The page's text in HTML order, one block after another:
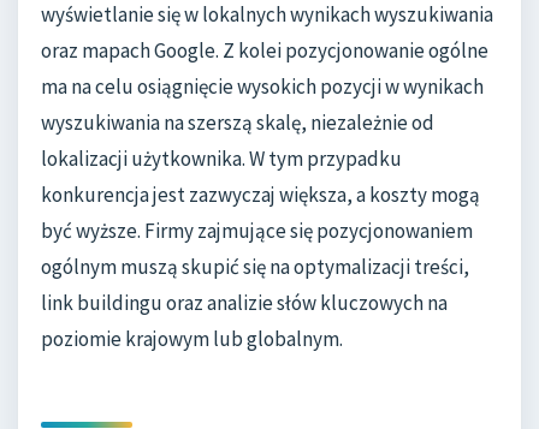
wyświetlanie się w lokalnych wynikach wyszukiwania
oraz mapach Google. Z kolei pozycjonowanie ogólne
ma na celu osiągnięcie wysokich pozycji w wynikach
wyszukiwania na szerszą skalę, niezależnie od
lokalizacji użytkownika. W tym przypadku
konkurencja jest zazwyczaj większa, a koszty mogą
być wyższe. Firmy zajmujące się pozycjonowaniem
ogólnym muszą skupić się na optymalizacji treści,
link buildingu oraz analizie słów kluczowych na
poziomie krajowym lub globalnym.